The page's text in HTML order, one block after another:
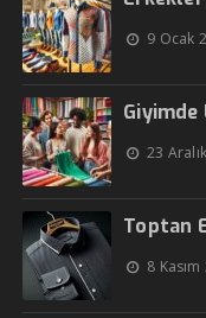
9 Ocak
Giyimde
23
Toptan
8